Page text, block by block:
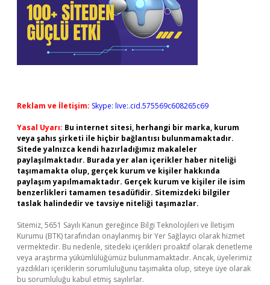
Reklam ve İletişim: Skype: live:.cid.575569c608265c69
Yasal Uyarı: Bu internet sitesi, herhangi bir marka, kurum
veya şahıs şirketi ile hiçbir bağlantısı bulunmamaktadır.
Sitede yalnızca kendi hazırladığımız makaleler
paylaşılmaktadır. Burada yer alan içerikler haber niteliği
taşımamakta olup, gerçek kurum ve kişiler hakkında
paylaşım yapılmamaktadır. Gerçek kurum ve kişiler ile isim
benzerlikleri tamamen tesadüfidir. Sitemizdeki bilgiler
taslak halindedir ve tavsiye niteliği taşımazlar.
Sitemiz, 5651 Sayılı Kanun gereğince Bilgi Teknolojileri ve İletişim
Kurumu (BTK) tarafından onaylanmış bir Yer Sağlayıcı olarak hizmet
vermektedir. Bu nedenle, sitedeki içerikleri proaktif olarak denetleme
veya araştırma yükümlülüğümüz bulunmamaktadır. Ancak, üyelerimiz
yazdıkları içeriklerin sorumluluğunu taşımakta olup, siteye üye olarak
bu sorumluluğu kabul etmiş sayılırlar.